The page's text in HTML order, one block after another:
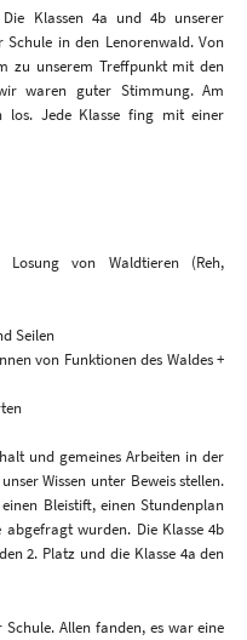
Klassen 4a und 4b unserer
in den Lenorenwald. Von
zu unserem Treffpunkt mit den
waren guter Stimmung. Am
los. Jede Klasse fing mit einer
von Waldtieren (Reh,
Seilen
von Funktionen des Waldes +
und gemeines Arbeiten in der
Wissen unter Beweis stellen.
Bleistift, einen Stundenplan
wurden. Die Klasse 4b
2. Platz und die Klasse 4a den
Allen fanden, es war eine